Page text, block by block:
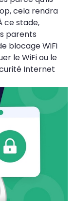
cela rendra
ce stade,
parents
blocage WiFi
le WiFi ou le
Internet